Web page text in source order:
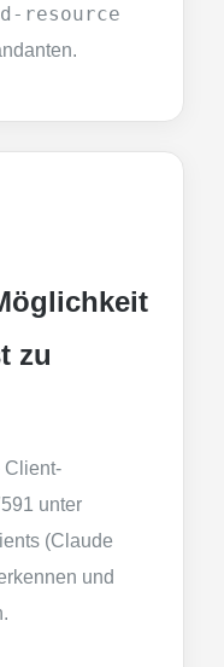
resource
zu
Client-
unter
(Claude
und